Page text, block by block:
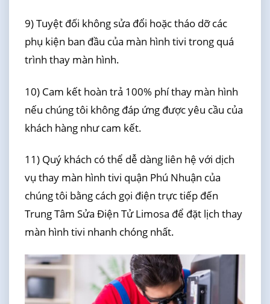
9) Tuyệt đối không sửa đổi hoặc tháo dỡ các
phụ kiện ban đầu của màn hình tivi trong quá
trình thay màn hình.
10) Cam kết hoàn trả 100% phí thay màn hình
nếu chúng tôi không đáp ứng được yêu cầu của
khách hàng như cam kết.
11) Quý khách có thể dễ dàng liên hệ với dịch
vụ thay màn hình tivi quận Phú Nhuận của
chúng tôi bằng cách gọi điện trực tiếp đến
Trung Tâm Sửa Điện Tử Limosa để đặt lịch thay
màn hình tivi nhanh chóng nhất.